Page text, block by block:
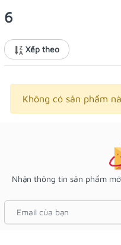
6
Xếp theo
Không có sản phẩm
Nhận thông tin sản phẩm